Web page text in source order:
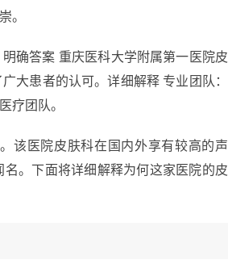
。
确答案 重庆医科大学附属第一医院皮
大患者的认可。详细解释 专业团队：
疗团队。
该医院皮肤科在国内外享有较高的声
。下面将详细解释为何这家医院的皮